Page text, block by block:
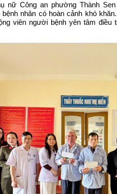
nữ Công an phường Thành
nhân có hoàn cảnh khó
viên người bệnh yên tâm